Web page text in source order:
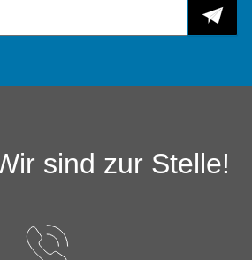
sind zur Stelle!